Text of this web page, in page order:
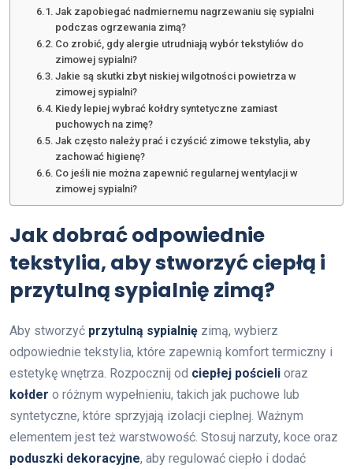
Jak zapobiegać nadmiernemu nagrzewaniu się sypialni
podczas ogrzewania zimą?
Co zrobić, gdy alergie utrudniają wybór tekstyliów do
zimowej sypialni?
Jakie są skutki zbyt niskiej wilgotności powietrza w
zimowej sypialni?
Kiedy lepiej wybrać kołdry syntetyczne zamiast
puchowych na zimę?
Jak często należy prać i czyścić zimowe tekstylia, aby
zachować higienę?
Co jeśli nie można zapewnić regularnej wentylacji w
zimowej sypialni?
Jak dobrać odpowiednie
tekstylia, aby stworzyć ciepłą i
przytulną sypialnię zimą?
Aby stworzyć przytulną sypialnię zimą, wybierz
odpowiednie tekstylia, które zapewnią komfort termiczny i
estetykę wnętrza. Rozpocznij od ciepłej pościeli oraz
kołder o różnym wypełnieniu, takich jak puchowe lub
syntetyczne, które sprzyjają izolacji cieplnej. Ważnym
elementem jest też warstwowość. Stosuj narzuty, koce oraz
poduszki dekoracyjne, aby regulować ciepło i dodać